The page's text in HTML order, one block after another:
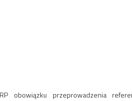
przeprowadzenia